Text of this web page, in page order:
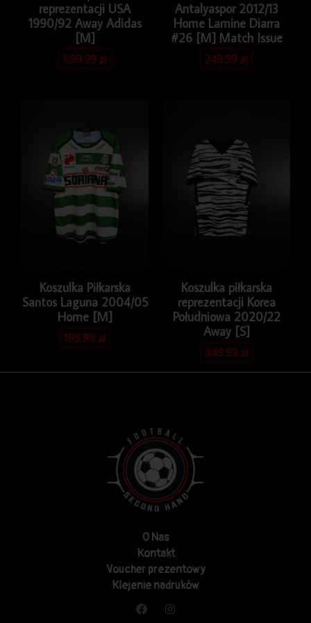
reprezentacji USA
1990/92 Away Adidas
[M]
699.99zł
Antalyaspor 2012/13
Home Lamine Diarra
#26 [M] Match Issue
249.99zł
Koszulka Piłkarska
Santos Laguna 2004/05
Home [M]
199.99zł
Koszulka piłkarska
reprezentacji Korea
Południowa 2020/22
Away [S]
349.99zł
O Nas
Kontakt
Voucher prezentowy
Klejenie nadruków